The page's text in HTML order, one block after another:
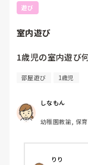
遊び
室内遊び
1歳児の室内遊び
部屋遊び 1歳児
しなもん
幼稚園教諭, 保
りり